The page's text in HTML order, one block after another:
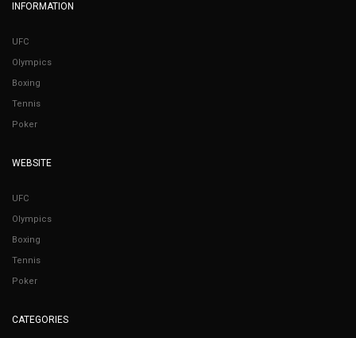
INFORMATION
UFC
Olympics
Boxing
Tennis
Poker
WEBSITE
UFC
Olympics
Boxing
Tennis
Poker
CATEGORIES